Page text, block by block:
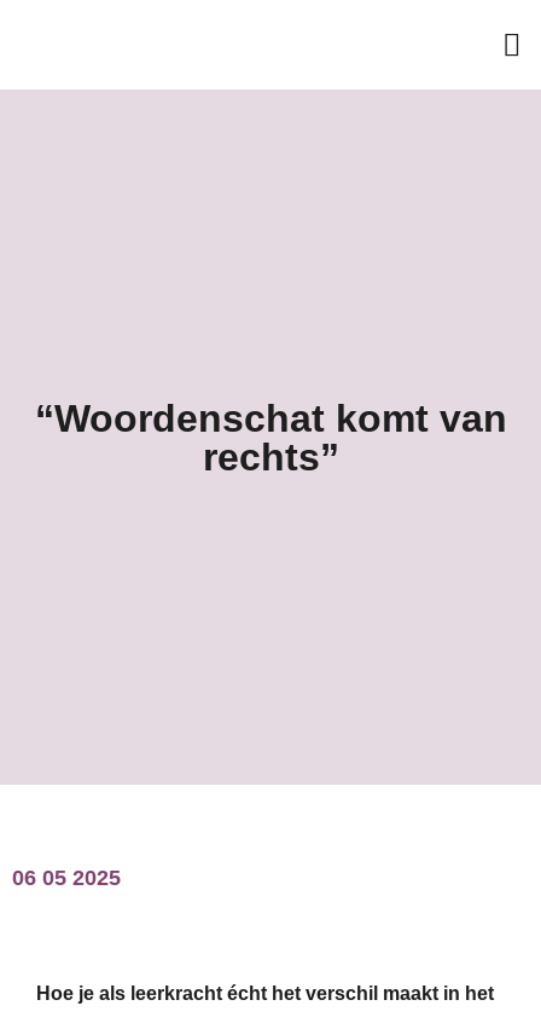
“Woordenschat komt van
rechts”
06 05 2025
Hoe je als leerkracht écht het verschil maakt in het